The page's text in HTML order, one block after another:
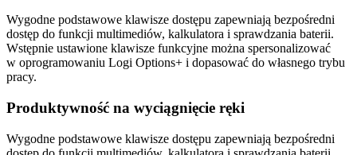
Wygodne podstawowe klawisze dostępu zapewniają bezpośredni
dostęp do funkcji multimediów, kalkulatora i sprawdzania baterii.
Wstępnie ustawione klawisze funkcyjne można spersonalizować
w oprogramowaniu Logi Options+ i dopasować do własnego trybu
pracy.
Produktywność na wyciągnięcie ręki
Wygodne podstawowe klawisze dostępu zapewniają bezpośredni